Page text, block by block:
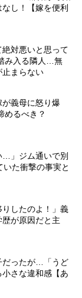
し！【嫁を便利
絶対悪いと思って
み入る隣人…無
止まらない
義母に怒り爆
めるべき？
…」ジム通いで別
た衝撃の事実と
りしたのよ！」義
が原因だと主
だったが…「うど
さな違和感【あ